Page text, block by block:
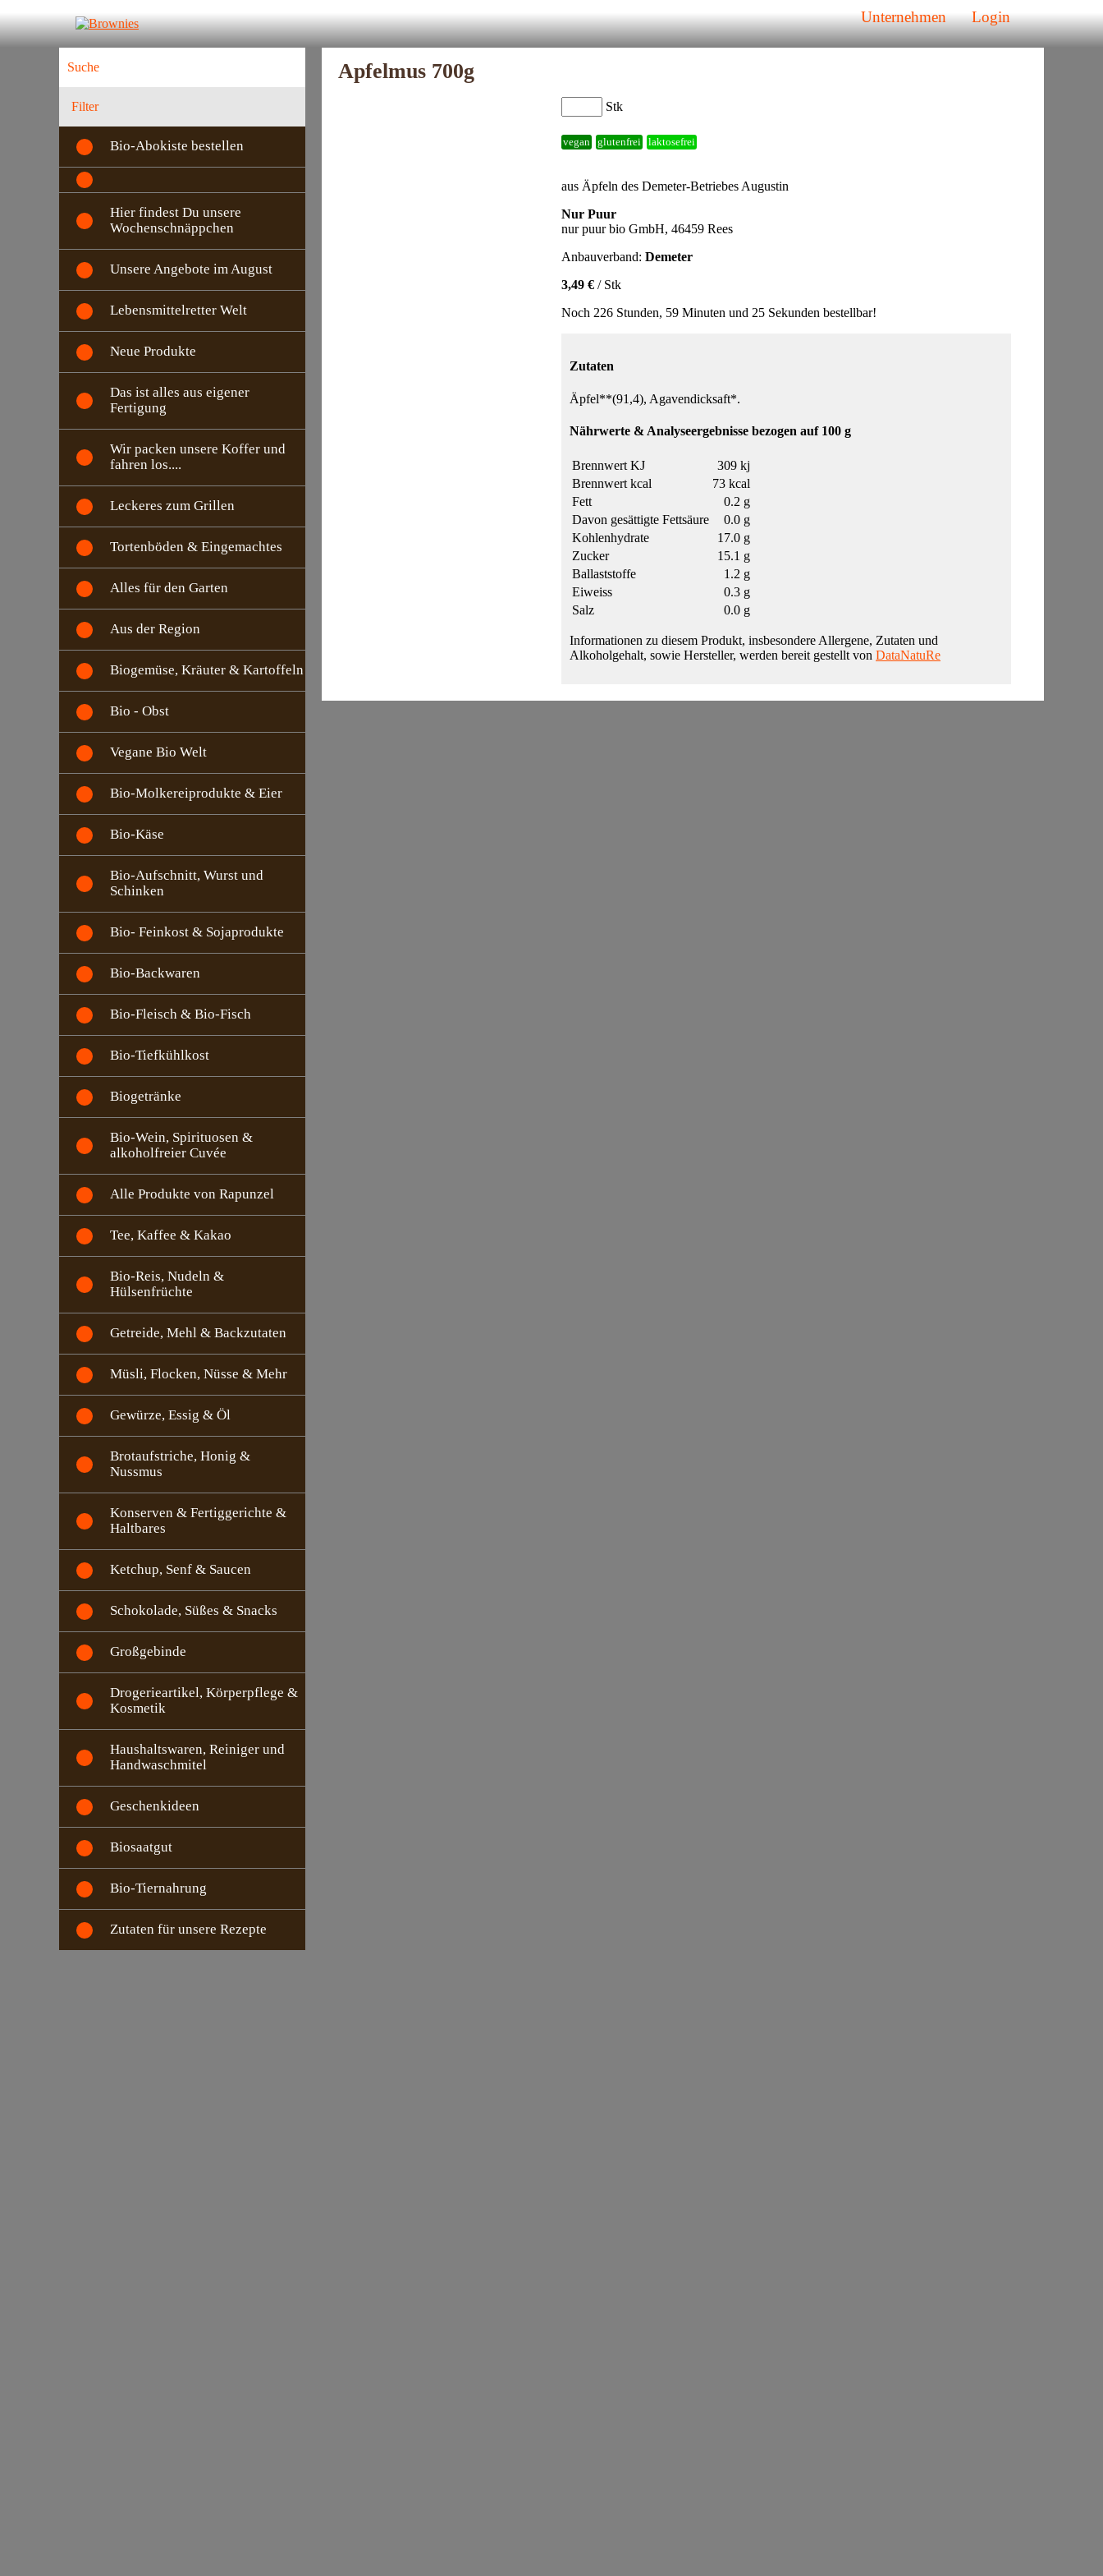
Unternehmen Login
Filter
Bio-Abokiste bestellen
Hier findest Du unsere
Wochenschnäppchen
Unsere Angebote im August
Lebensmittelretter Welt
Neue Produkte
Das ist alles aus eigener
Fertigung
Wir packen unsere Koffer und
fahren los....
Leckeres zum Grillen
Tortenböden & Eingemachtes
Alles für den Garten
Aus der Region
Biogemüse, Kräuter & Kartoffeln
Bio - Obst
Vegane Bio Welt
Bio-Molkereiprodukte & Eier
Bio-Käse
Bio-Aufschnitt, Wurst und
Schinken
Bio- Feinkost & Sojaprodukte
Bio-Backwaren
Bio-Fleisch & Bio-Fisch
Bio-Tiefkühlkost
Biogetränke
Bio-Wein, Spirituosen &
alkoholfreier Cuvée
Alle Produkte von Rapunzel
Tee, Kaffee & Kakao
Bio-Reis, Nudeln &
Hülsenfrüchte
Getreide, Mehl & Backzutaten
Müsli, Flocken, Nüsse & Mehr
Gewürze, Essig & Öl
Brotaufstriche, Honig &
Nussmus
Konserven & Fertiggerichte &
Haltbares
Ketchup, Senf & Saucen
Schokolade, Süßes & Snacks
Großgebinde
Drogerieartikel, Körperpflege &
Kosmetik
Haushaltswaren, Reiniger und
Handwaschmitel
Geschenkideen
Biosaatgut
Bio-Tiernahrung
Zutaten für unsere Rezepte
Apfelmus 700g
Stk
vegan glutenfrei laktosefrei
aus Äpfeln des Demeter-Betriebes Augustin
Nur Puur
nur puur bio GmbH, 46459 Rees
Anbauverband: Demeter
3,49 € / Stk
Noch 226 Stunden, 59 Minuten und 25 Sekunden bestellbar!
Zutaten
Äpfel**(91,4), Agavendicksaft*.
Nährwerte & Analyseergebnisse bezogen auf 100 g
Brennwert KJ
309 kj
Brennwert kcal
73 kcal
Fett
0.2 g
Davon gesättigte Fettsäure
0.0 g
Kohlenhydrate
17.0 g
Zucker
15.1 g
Ballaststoffe
1.2 g
Eiweiss
0.3 g
Salz
0.0 g
Informationen zu diesem Produkt, insbesondere Allergene, Zutaten und
Alkoholgehalt, sowie Hersteller, werden bereit gestellt von DataNatuRe